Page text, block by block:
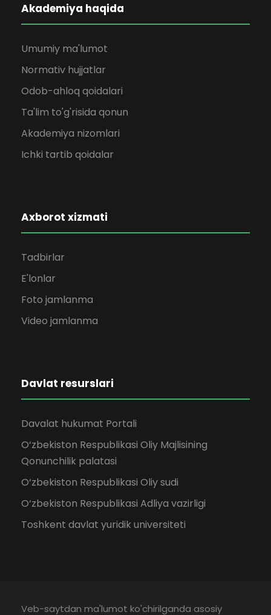
Akademiya haqida
Umumiy ma'lumot
Normativ hujjatlar
Odob-ahloq qoidalari
Ta'lim to'g'risida qonun
Akademiya nizomlari
Ichki tartib qoidalar
Axborot xizmati
Tadbirlar
E'lonlar
Foto jamlanma
Video jamlanma
Davlat resurslari
Davalat hukumat Portali
O‘zbekiston Respublikasi Oliy Majlisining
Qonunchilik palatasi
O‘zbekiston Respublikasi Oliy sudi
O‘zbekiston Respublikasi Adliya vazirligi
Toshkent davlat yuridik universiteti
Veb-saytdan ma'lumot ko'chirilganda asosiy